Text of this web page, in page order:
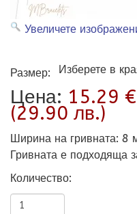
Увеличете
Размер: Изберете в
Цена: 15.29 €
(29.90 лв.)
Ширина на гривната: 8
Гривната е подходяща
Количество: